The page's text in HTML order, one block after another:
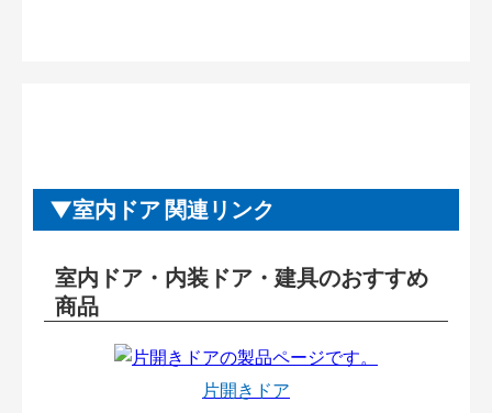
室内ドア 関連リンク
室内ドア・内装ドア・建具のおすすめ
商品
片開きドア